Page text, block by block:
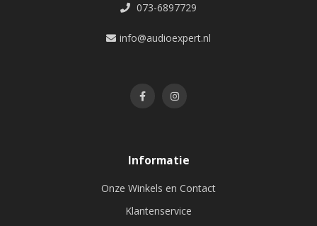
073-6897729
info@audioexpert.nl
Informatie
Onze Winkels en Contact
Klantenservice